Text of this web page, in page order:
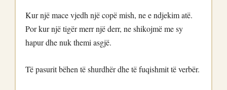
Kur një mace vjedh një copë mish, ne e ndjekim atë.
Por kur një tigër merr një derr, ne shikojmë me sy
hapur dhe nuk themi asgjë.
Të pasurit bëhen të shurdhër dhe të fuqishmit të verbër.